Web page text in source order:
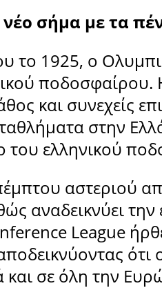
σήμα με τα
το 1925, ο
ποδοσφαίρου.
και συνεχείς
στην
του ελληνικού
αστεριού
αναδεικνύει
League
και σε όλη την